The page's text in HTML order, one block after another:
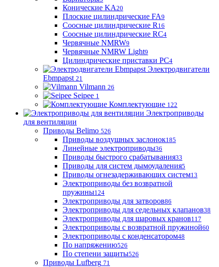
Конические KA20
Плоские цилиндрические FA9
Соосные цилиндрические R 16
Соосные цилиндрические RC4
Червячные NMRW9
Червячные NMRW Light9
Цилиндрические приставки PC4
Электродвигатели
Ebmpapst 21
Vilmann 26
Seipee 1
Комплектующие 122
Электроприводы
для вентиляции
Приводы Belimo 526
Приводы воздушных заслонок185
Линейные электроприводы36
Приводы быстрого срабатывания33
Приводы для систем дымоудаления5
Приводы огнезадерживающих систем13
Электроприводы без возвратной
пружины124
Электроприводы для затворов86
Электроприводы для седельных клапанов38
Электроприводы для шаровых кранов117
Электроприводы с возвратной пружиной60
Электроприводы с конденсатором48
По напряжению526
По степени защиты526
Приводы Lufberg 71